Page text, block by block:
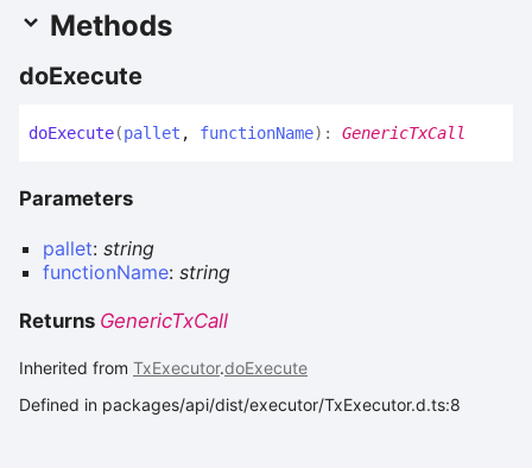
Methods
doExecute
doExecute(pallet , functionName) : GenericTxCall
Parameters
pallet: string
functionName: string
Returns GenericTxCall
Inherited from TxExecutor.doExecute
Defined in packages/api/dist/executor/TxExecutor.d.ts:8